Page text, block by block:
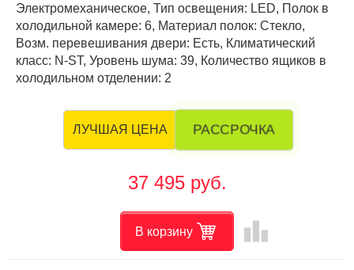
Электромеханическое, Тип освещения: LED, Полок в
холодильной камере: 6, Материал полок: Стекло,
Возм. перевешивания двери: Есть, Климатический
класс: N-ST, Уровень шума: 39, Количество ящиков в
холодильном отделении: 2
ЛУЧШАЯ ЦЕНА РАССРОЧКА
37 495 руб.
В корзину leaderboard